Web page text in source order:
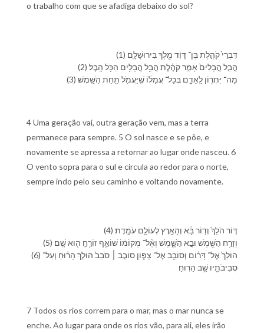
o trabalho com que se afadiga debaixo do sol?
(1) דִּבְרֵי֙ קֹהֶ֣לֶת בֶּן־ דָּוִ֔ד מֶ֖לֶךְ בִּ⁠ירוּשָׁלִָֽם׃
(2) הֲבֵ֤ל הֲבָלִים֙ אָמַ֣ר קֹהֶ֔לֶת הֲבֵ֥ל הֲבָלִ֖ים הַ⁠כֹּ֥ל הָֽבֶל׃
(3) מַה־ יִּתְר֖וֹן לָֽ⁠אָדָ֑ם בְּ⁠כָל־ עֲמָל֔⁠וֹ שֶֽׁ⁠יַּעֲמֹ֖ל תַּ֥חַת הַ⁠שָּֽׁמֶשׁ׃
4 Uma geração vai, outra geração vem, mas a terra
permanece para sempre. 5 O sol nasce e se põe, e
novamente se apressa a retornar ao lugar onde nasceu. 6
O vento sopra para o sul e circula ao redor para o norte,
sempre indo pelo seu caminho e voltando novamente.
(4) דּ֤וֹר הֹלֵךְ֙ וְ⁠ד֣וֹר בָּ֔א וְ⁠הָ⁠אָ֖רֶץ לְ⁠עוֹלָ֥ם עֹמָֽדֶת׃
(5) וְ⁠זָרַ֥ח הַ⁠שֶּׁ֖מֶשׁ וּ⁠בָ֣א הַ⁠שָּׁ֑מֶשׁ וְ⁠אֶ֨ל־ מְקוֹמ֔⁠וֹ שׁוֹאֵ֛ף זוֹרֵ֥חַֽ ה֖וּא שָֽׁם׃
(6) הוֹלֵךְ֙ אֶל־ דָּר֔וֹם וְ⁠סוֹבֵ֖ב אֶל־ צָפ֑וֹן סוֹבֵ֤ב ׀ סֹבֵב֙ הוֹלֵ֣ךְ הָ⁠ר֔וּחַ וְ⁠עַל־
סְבִיבֹתָ֖י⁠ו שָׁ֥ב הָ⁠רֽוּחַ׃
7 Todos os rios correm para o mar, mas o mar nunca se
enche. Ao lugar para onde os rios vão, para ali, eles irão